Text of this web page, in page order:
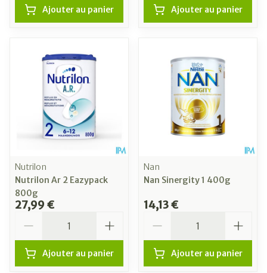
Ajouter au panier Ajouter au panier
Nutrilon
Nutrilon Ar 2 Eazypack
800g
27,99 €
Ajouter au panier
Nan
Nan Sinergity 1 400g
14,13 €
Ajouter au panier